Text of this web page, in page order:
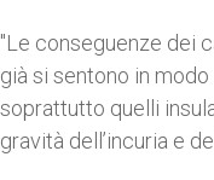
"Le conseguenze dei
già si sentono in
soprattutto quelli
gravità dell’incuria e